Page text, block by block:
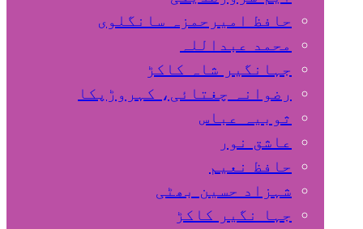
حافظ امیرحمزہ سانگلوی
محمد عبداللہ
جہانگیر شاہ کاکڑ
رضوانہ چغتائی، کہروڑپکا
ثوبیہ عباس
عاشق نور
حافظ نعیم
شہزاد حسین بھٹی
جہا نگیر کاکڑ